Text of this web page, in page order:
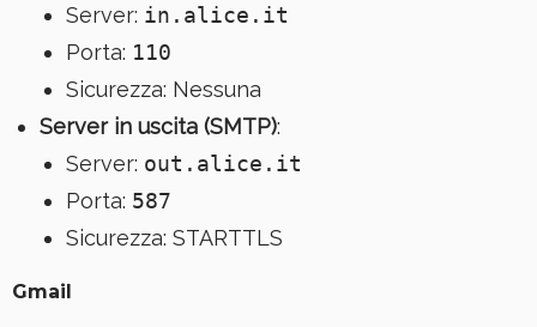
Server: in.alice.it
Porta: 110
Sicurezza: Nessuna
Server in uscita (SMTP):
Server: out.alice.it
Porta: 587
Sicurezza: STARTTLS
Gmail